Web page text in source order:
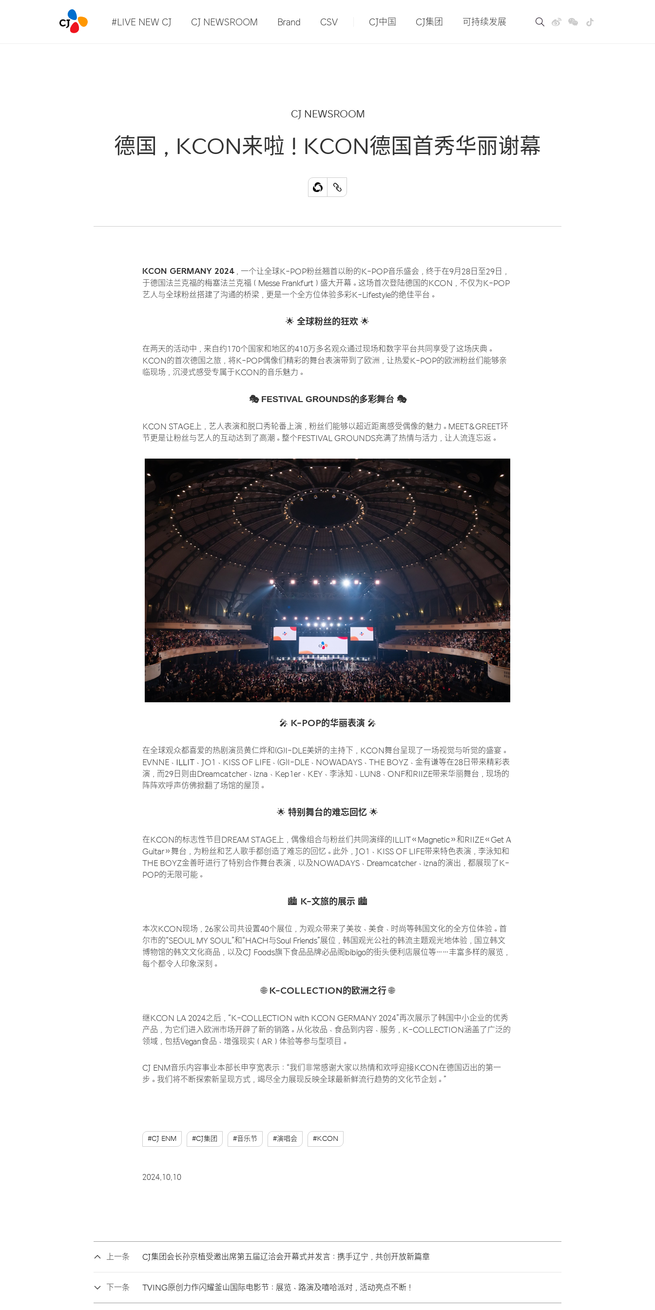
#LIVE NEW CJ CJ NEWSROOM Brand CSV CJ中国 CJ集团 可持续发展
CJ NEWSROOM
德国，KCON来啦！KCON德国首秀华丽谢幕
KCON GERMANY 2024，一个让全球K-POP粉丝翘首以盼的K-POP音乐盛会，终于在9月28日至29日，
于德国法兰克福的梅塞法兰克福（Messe Frankfurt）盛大开幕。这场首次登陆德国的KCON，不仅为K-POP
艺人与全球粉丝搭建了沟通的桥梁，更是一个全方位体验多彩K-Lifestyle的绝佳平台。
🌟 全球粉丝的狂欢 🌟
在两天的活动中，来自约170个国家和地区的410万多名观众通过现场和数字平台共同享受了这场庆典。
KCON的首次德国之旅，将K-POP偶像们精彩的舞台表演带到了欧洲，让热爱K-POP的欧洲粉丝们能够亲
临现场，沉浸式感受专属于KCON的音乐魅力。
🎭 FESTIVAL GROUNDS的多彩舞台 🎭
KCON STAGE上，艺人表演和脱口秀轮番上演，粉丝们能够以超近距离感受偶像的魅力。MEET&GREET环
节更是让粉丝与艺人的互动达到了高潮。整个FESTIVAL GROUNDS充满了热情与活力，让人流连忘返。
🎤 K-POP的华丽表演 🎤
在全球观众都喜爱的热剧演员黄仁烨和(G)I-DLE美妍的主持下，KCON舞台呈现了一场视觉与听觉的盛宴。
EVNNE、 ILLIT 、JO1、KISS OF LIFE、(G)I-DLE、NOWADAYS、THE BOYZ、金有谦等在28日带来精彩表
演，而29日则由Dreamcatcher、izna、Kep1er、KEY、李泳知、LUN8、ONF和RIIZE带来华丽舞台，现场的
阵阵欢呼声仿佛掀翻了场馆的屋顶。
🌟 特别舞台的难忘回忆 🌟
在KCON的标志性节目DREAM STAGE上，偶像组合与粉丝们共同演绎的ILLIT《Magnetic》和RIIZE《Get A
Guitar》舞台，为粉丝和艺人歌手都创造了难忘的回忆。此外，JO1、KISS OF LIFE带来特色表演，李泳知和
THE BOYZ金善旴进行了特别合作舞台表演，以及NOWADAYS、Dreamcatcher、izna的演出，都展现了K-
POP的无限可能。
🏙️ K-文旅的展示 🏙️
本次KCON现场，26家公司共设置40个展位，为观众带来了美妆、美食、时尚等韩国文化的全方位体验。首
尔市的“SEOUL MY SOUL”和“HACH与Soul Friends”展位，韩国观光公社的韩流主题观光地体验，国立韩文
博物馆的韩文文化商品，以及CJ Foods旗下食品品牌必品阁bibigo的街头便利店展位等……丰富多样的展览，
每个都令人印象深刻。
🌐 K-COLLECTION的欧洲之行 🌐
继KCON LA 2024之后，“K-COLLECTION with KCON GERMANY 2024”再次展示了韩国中小企业的优秀
产品，为它们进入欧洲市场开辟了新的销路。从化妆品、食品到内容、服务，K-COLLECTION涵盖了广泛的
领域，包括Vegan食品、增强现实（AR）体验等参与型项目。
CJ ENM音乐内容事业本部长申亨宽表示：“我们非常感谢大家以热情和欢呼迎接KCON在德国迈出的第一
步。我们将不断探索新呈现方式，竭尽全力展现反映全球最新鲜流行趋势的文化节企划。”
#CJ ENM #CJ集团 #音乐节 #演唱会 #KCON
2024.10.10
上一条 CJ集团会长孙京植受邀出席第五届辽洽会开幕式并发言：携手辽宁，共创开放新篇章
下一条 TVING原创力作闪耀釜山国际电影节：展览、路演及嘻哈派对，活动亮点不断！